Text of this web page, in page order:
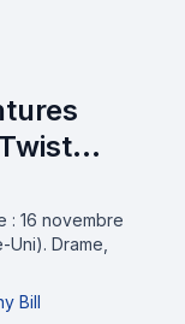
: 16 novembre
Uni). Drame,
Bill